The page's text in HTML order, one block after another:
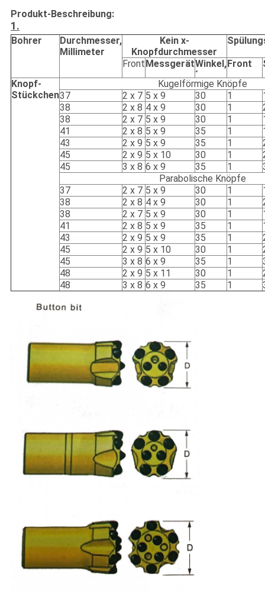
Produkt-Beschreibung:
1.
Bohrer
Durchmesser,
Millimeter
Kein x-
Knopfdurchmesser
Front MessgerätWinkel,
°
Front
Knopf-
Stückchen
Kugelförmige Knöpfe
37
2 x 7 5 x 9 30 1
38
2 x 8 4 x 9 30 1
38
2 x 7 5 x 9 30 1
41
2 x 8 5 x 9 35 1
43
2 x 9 5 x 9 35 1
45
2 x 9 5 x 10 30 1
45
3 x 8 6 x 9 35 1
Parabolische Knöpfe
37
2 x 7 5 x 9 30 1
38
2 x 8 4 x 9 30 1
38
2 x 7 5 x 9 30 1
41
2 x 8 5 x 9 35 1
43
2 x 9 5 x 9 35 1
45
2 x 9 5 x 10 30 1
45
3 x 8 6 x 9 35 1
48
2 x 9 5 x 11 30 1
48
3 x 8 6 x 9 35 1